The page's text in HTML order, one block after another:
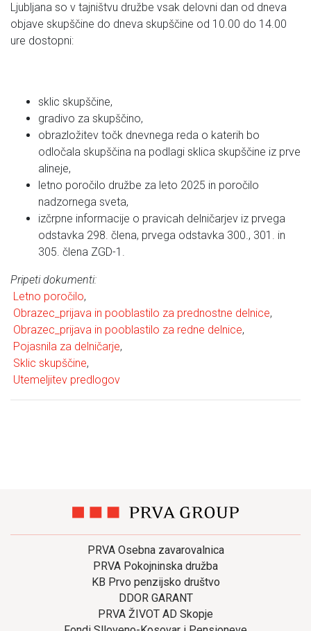
Ljubljana so v tajništvu družbe vsak delovni dan od dneva
objave skupščine do dneva skupščine od 10.00 do 14.00
ure dostopni:
sklic skupščine,
gradivo za skupščino,
obrazložitev točk dnevnega reda o katerih bo
odločala skupščina na podlagi sklica skupščine iz prve
alineje,
letno poročilo družbe za leto 2025 in poročilo
nadzornega sveta,
izčrpne informacije o pravicah delničarjev iz prvega
odstavka 298. člena, prvega odstavka 300., 301. in
305. člena ZGD-1.
Pripeti dokumenti:
Letno poročilo,
Obrazec_prijava in pooblastilo za prednostne delnice,
Obrazec_prijava in pooblastilo za redne delnice,
Pojasnila za delničarje,
Sklic skupščine,
Utemeljitev predlogov
PRVA Osebna zavarovalnica
PRVA Pokojninska družba
KB Prvo penzijsko društvo
DDOR GARANT
PRVA ŽIVOT AD Skopje